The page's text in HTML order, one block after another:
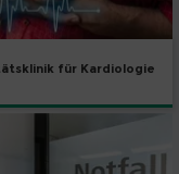
für Kardiologie